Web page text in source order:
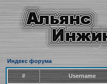
Индекс форума
# Username